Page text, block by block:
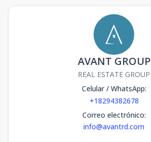
AVANT GROUP
REAL ESTATE GROUP
Celular / WhatsApp:
+18294382678
Correo electrónico:
info@avantrd.com